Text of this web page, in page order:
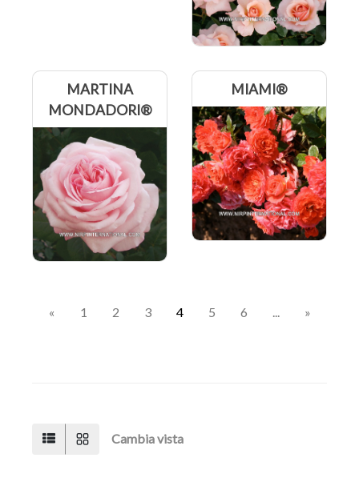
MARTINA
MONDADORI®
MIAMI®
« 1 2 3 4 5 6 ... »
Cambia vista